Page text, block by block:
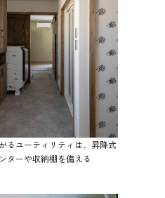
るユーティリティは、昇降式
ターや収納棚を備える